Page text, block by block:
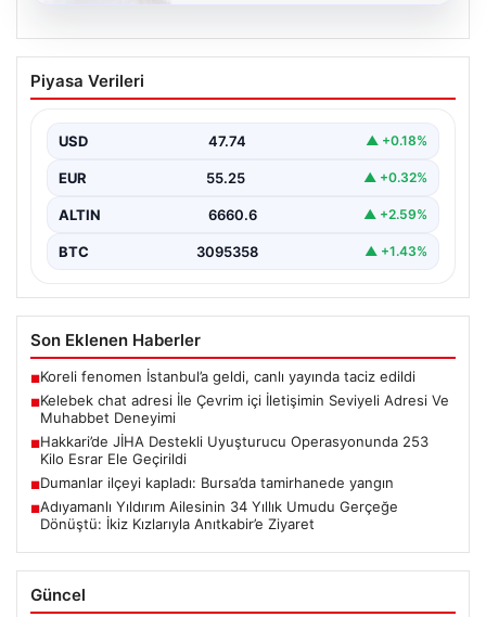
Kelebek chat adresi İle Çevrim içi
İletişimin Seviyeli Adresi Ve Muhabbet
İnternet çağında bireylerin seviyeli bir şekilde bağlantı
Piyasa Verileri
USD 47.74 ▲ +0.18%
EUR 55.25 ▲ +0.32%
ALTIN 6660.6 ▲ +2.59%
BTC 3095358 ▲ +1.43%
Son Eklenen Haberler
■Koreli fenomen İstanbul’a geldi, canlı yayında taciz edildi
■Kelebek chat adresi İle Çevrim içi İletişimin Seviyeli Adresi Ve
Muhabbet Deneyimi
■Hakkari’de JİHA Destekli Uyuşturucu Operasyonunda 253
Kilo Esrar Ele Geçirildi
■Dumanlar ilçeyi kapladı: Bursa’da tamirhanede yangın
■Adıyamanlı Yıldırım Ailesinin 34 Yıllık Umudu Gerçeğe
Dönüştü: İkiz Kızlarıyla Anıtkabir’e Ziyaret
Güncel